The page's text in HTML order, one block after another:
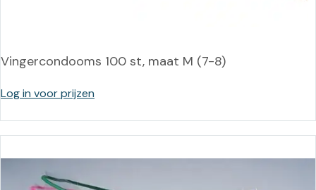
Vingercondooms 100 st, maat M (7-8)
Log in voor prijzen